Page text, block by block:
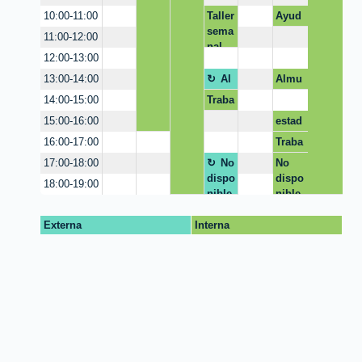
10:00-11:00
Taller
sema
nal
form
ulas
Ayud
de
infor
ón
11:00-12:00
12:00-13:00
13:00-14:00
Al
muer
zo
Almu
erzo
14:00-15:00
Traba
15:00-16:00
estad
o del
arte
uso
infor
maci
16:00-17:00
Traba
jo de
grado
17:00-18:00
No
dispo
nible
No
dispo
nible
18:00-19:00
Externa Interna